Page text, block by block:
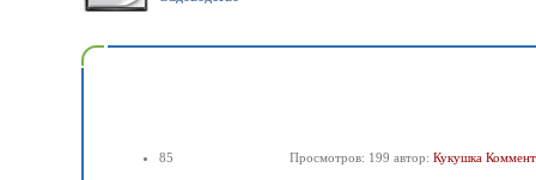
85 Просмотров: 199 автор: Кукушка